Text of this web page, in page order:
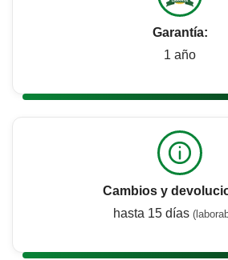
Garantía:
1 año
Cambios y
hasta 15 días